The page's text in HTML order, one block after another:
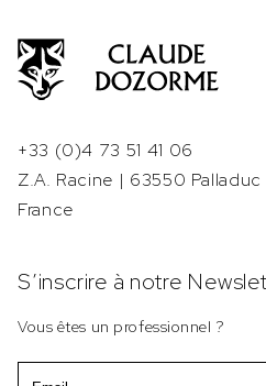
+33 (0)4 73 51 41 06
Z.A. Racine | 63550 Palladuc
France
S’inscrire à notre
Vous êtes un professionnel ?